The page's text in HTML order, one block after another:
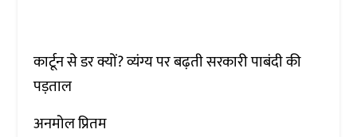
कार्टून से डर क्यों? व्यंग्य पर बढ़ती सरकारी पाबंदी की
पड़ताल
अनमोल प्रितम